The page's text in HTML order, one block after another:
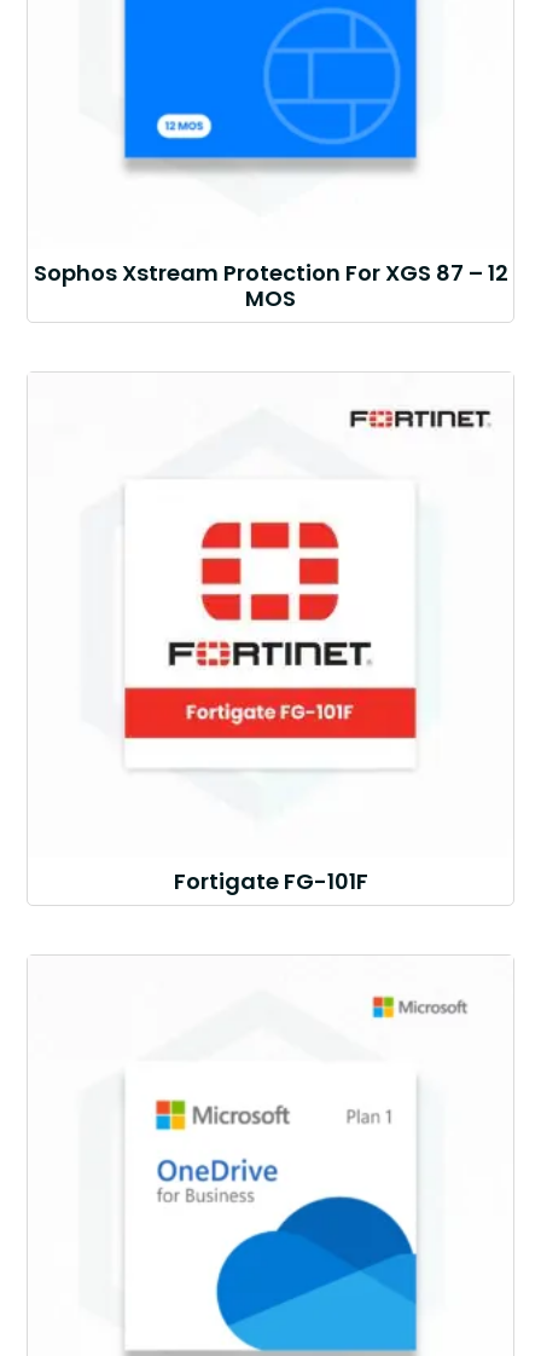
Sophos Xstream Protection For XGS 87 – 12
MOS
Fortigate FG-101F